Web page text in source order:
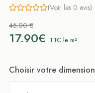
(Voir les 0 avis)
45.00 €
17.90€ TTC le m²
Choisir votre dimension